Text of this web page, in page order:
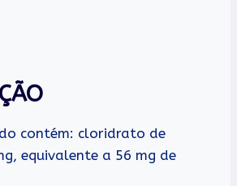
contém: cloridrato de
equivalente a 56 mg de